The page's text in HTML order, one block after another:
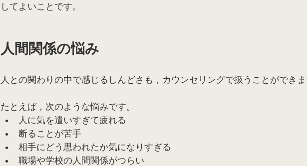
してよいことです。
人間関係の悩み
人との関わりの中で感じるしんどさも，カウンセリングで扱うことができま
たとえば，次のような悩みです。
人に気を遣いすぎて疲れる
断ることが苦手
相手にどう思われたか気になりすぎる
職場や学校の人間関係がつらい